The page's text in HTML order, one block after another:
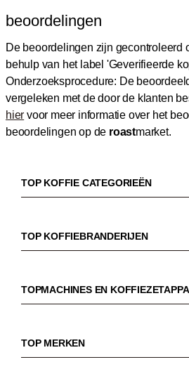
beoordelingen
De beoordelingen zijn gecontroleerd
behulp van het label 'Geverifieerde
Onderzoeksprocedure: De
vergeleken met de door de klanten
hier voor meer informatie over het
beoordelingen op de roastmarket.
TOP KOFFIE CATEGORIEËN
Koffiebonen
Biologische koffie
Espresso
TOP KOFFIEBRANDERIJEN
Dinzler
Elbgold
TOPMACHINES EN
Pistonmachines
Filter koffiezetapparaten
TOP MERKEN